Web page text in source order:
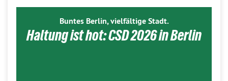
Buntes Berlin, vielfältige Stadt.
Haltung ist hot: CSD 2026 in Berlin